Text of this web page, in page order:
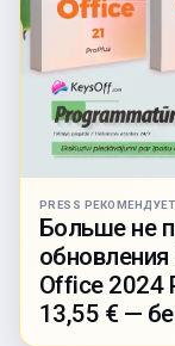
PRESS РЕКОМЕНДУЕТ
Больше не
Office 2024
13,55 € —